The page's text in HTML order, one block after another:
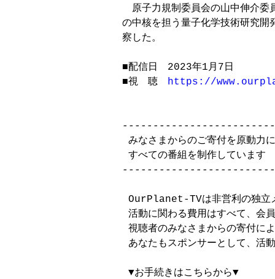
原子力規制委員会の山中伸介委
の中核を担う量子化学技術研究開
察した。
■配信日　2023年1月7日
■視　聴 https://
みなさまからのご寄付を原動力
すべての番組を制作しています
OurPlanet-TVは非営利の独立
活動に関わる費用はすべて、会
視聴者のみなさまからの寄付に
あなたもスポンサーとして、活
▼お手続きはこちらから▼